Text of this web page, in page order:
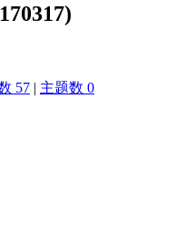
57 | 主题数 0